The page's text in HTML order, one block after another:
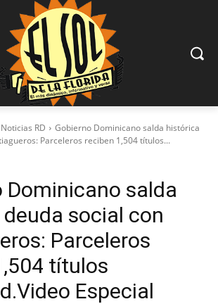
Noticias RD
Gobierno Dominicano salda histórica
Parceleros reciben 1,504 títulos...
Dominicano salda
social con
Parceleros
títulos
Especial